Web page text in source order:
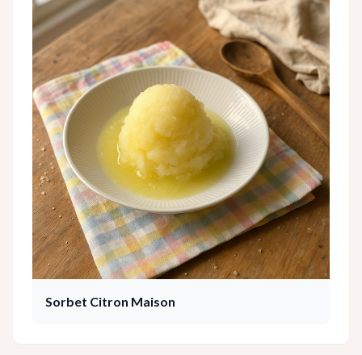
Sorbet Citron Maison